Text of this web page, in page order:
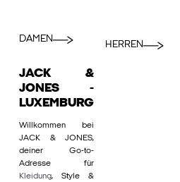
DAMEN
HERREN
JACK &
JONES -
LUXEMBURG
Willkommen bei
JACK & JONES,
deiner Go-to-
Adresse für
Kleidung, Style &